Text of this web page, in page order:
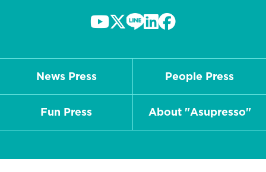
News Press People Press
Fun Press About "Asupresso"